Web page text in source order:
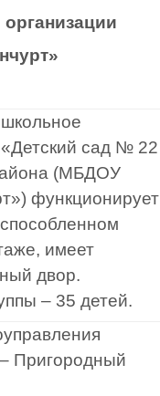
сад № 22
(МБДОУ
функционирует
имеет
двор.
– 35 детей.
Пригородный